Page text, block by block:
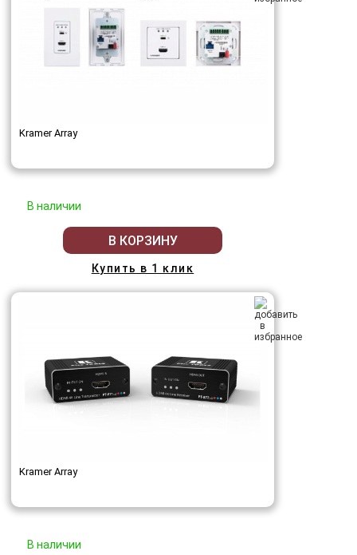
Kramer Array
В наличии
В КОРЗИНУ
Купить в 1 клик
Kramer Array
В наличии